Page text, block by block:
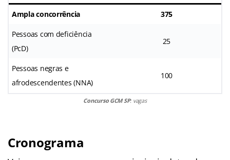
Ampla concorrência 375
Pessoas com deficiência
(PcD)
25
Pessoas negras e
afrodescendentes (NNA)
100
Concurso GCM SP: vagas
Cronograma